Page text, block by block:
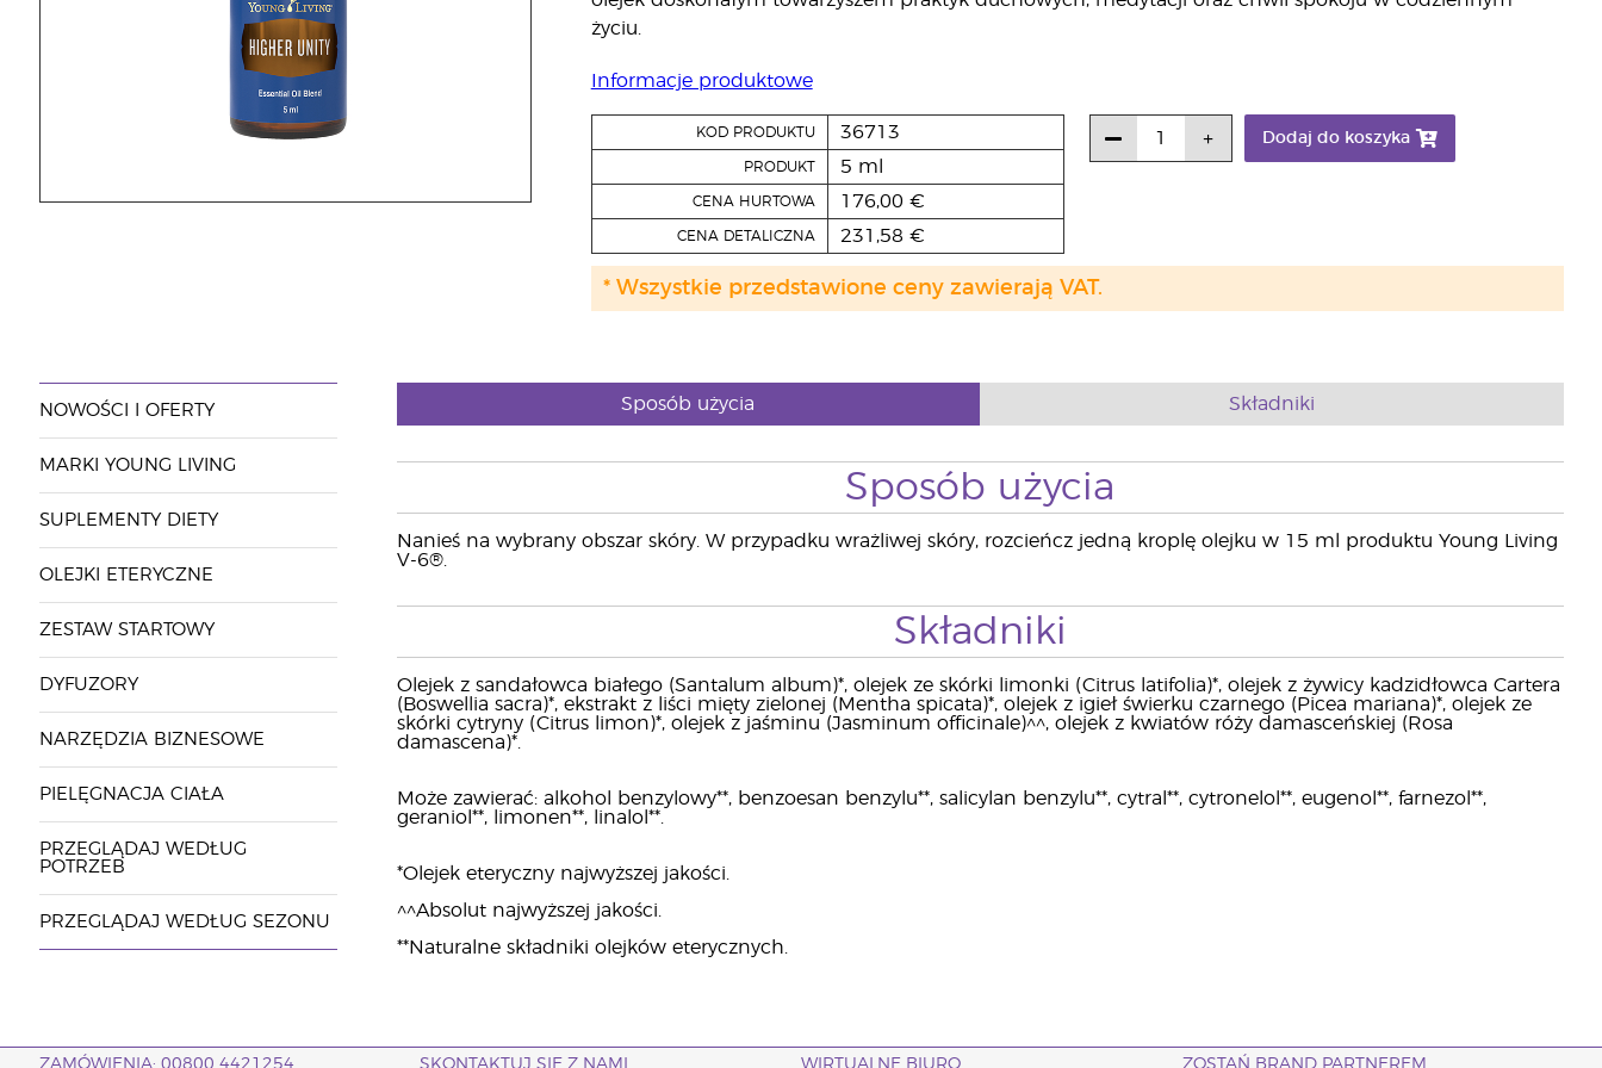
życiu.
Informacje produktowe
KOD PRODUKTU 36713
PRODUKT 5 ml
CENA HURTOWA 176,00 €
CENA DETALICZNA 231,58 €
Dodaj do koszyka
* Wszystkie przedstawione ceny zawierają VAT.
NOWOŚCI I OFERTY
MARKI YOUNG LIVING
SUPLEMENTY DIETY
OLEJKI ETERYCZNE
ZESTAW STARTOWY
DYFUZORY
NARZĘDZIA BIZNESOWE
PIELĘGNACJA CIAŁA
PRZEGLĄDAJ WEDŁUG
POTRZEB
PRZEGLĄDAJ WEDŁUG SEZONU
Sposób użycia Składniki
Sposób użycia
Nanieś na wybrany obszar skóry. W przypadku wrażliwej skóry, rozcieńcz jedną kroplę olejku w 15 ml produktu Young Living
V-6®.
Składniki
Olejek z sandałowca białego (Santalum album)*, olejek ze skórki limonki (Citrus latifolia)*, olejek z żywicy kadzidłowca Cartera
(Boswellia sacra)*, ekstrakt z liści mięty zielonej (Mentha spicata)*, olejek z igieł świerku czarnego (Picea mariana)*, olejek ze
skórki cytryny (Citrus limon)*, olejek z jaśminu (Jasminum officinale)^^, olejek z kwiatów róży damasceńskiej (Rosa
damascena)*.
Może zawierać: alkohol benzylowy**, benzoesan benzylu**, salicylan benzylu**, cytral**, cytronelol**, eugenol**, farnezol**,
geraniol**, limonen**, linalol**.
*Olejek eteryczny najwyższej jakości.
^^Absolut najwyższej jakości.
**Naturalne składniki olejków eterycznych.
ZAMÓWIENIA: 00800 4421254 SKONTAKTUJ SIĘ Z NAMI WIRTUALNE BIURO ZOSTAŃ BRAND PARTNEREM